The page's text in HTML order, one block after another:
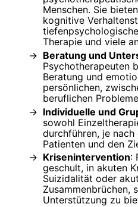
Menschen. Sie
kognitive
Therapie und viele
Beratung und
Psychotherapeuten
Beratung und
persönlichen,
beruflichen
Individuelle und
sowohl
durchführen, je
Patienten und den
Krisenintervention:
geschult, in akuten
Suizidalität oder
Zusammenbrüchen,
Unterstützung zu